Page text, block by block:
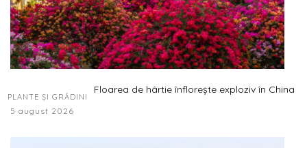
PLANTE ȘI GRĂDINI
Floarea de hârtie înflorește exploziv în China
5 august 2026